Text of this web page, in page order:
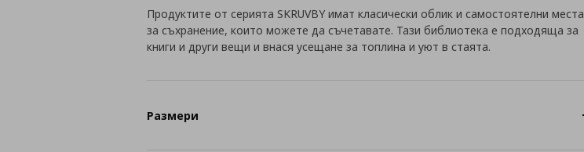
Продуктите от серията SKRUVBY имат класически облик и самостоятелни места
за съхранение, които можете да съчетавате. Тази библиотека е подходяща за
книги и други вещи и внася усещане за топлина и уют в стаята.
Размери